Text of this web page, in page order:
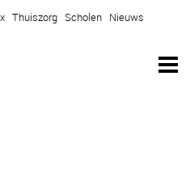
Thuiszorg Scholen Nieuws